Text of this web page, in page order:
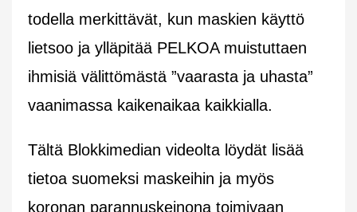
todella merkittävät, kun maskien käyttö
lietsoo ja ylläpitää PELKOA muistuttaen
ihmisiä välittömästä ”vaarasta ja uhasta”
vaanimassa kaikenaikaa kaikkialla.
Tältä Blokkimedian videolta löydät lisää
tietoa suomeksi maskeihin ja myös
koronan parannuskeinona toimivaan